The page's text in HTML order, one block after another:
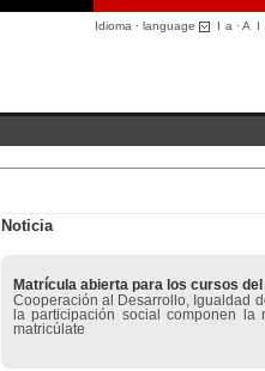
Idioma · language I a ·A I
Noticia
Matrícula abierta para los cursos
Cooperación al Desarrollo, Igualdad
la participación social componen la
matricúlate